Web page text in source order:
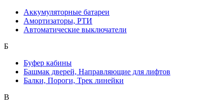
Аккумуляторные батареи
Амортизаторы, РТИ
Автоматические выключатели
Б
Буфер кабины
Башмак дверей, Направляющие для лифтов
Балки, Пороги, Трек линейки
В